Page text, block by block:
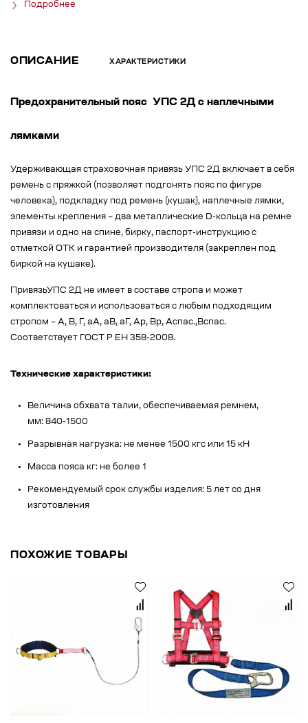
Подробнее
ОПИСАНИЕ ХАРАКТЕРИСТИКИ
Предохранительный пояс УПС 2Д с наплечными
лямками
Удерживающая страховочная привязь УПС 2Д включает в себя
ремень с пряжкой (позволяет подгонять пояс по фигуре
человека), подкладку под ремень (кушак), наплечные лямки,
элементы крепления – два металлические D-кольца на ремне
привязи и одно на спине, бирку, паспорт-инструкцию с
отметкой ОТК и гарантией производителя (закреплен под
биркой на кушаке).
ПривязьУПС 2Д не имеет в составе стропа и может
комплектоваться и использоваться с любым подходящим
стропом – А, В, Г, аА, аВ, аГ, Ар, Вр, Аспас.,Вспас.
Соответствует ГОСТ Р ЕН 358-2008.
Технические характеристики:
Величина обхвата талии, обеспечиваемая ремнем,
мм: 840-1500
Разрывная нагрузка: не менее 1500 кгс или 15 кН
Масса пояса кг: не более 1
Рекомендуемый срок службы изделия: 5 лет со дня
изготовления
ПОХОЖИЕ ТОВАРЫ